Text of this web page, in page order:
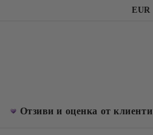
EUR
Отзиви и оценка от клиенти